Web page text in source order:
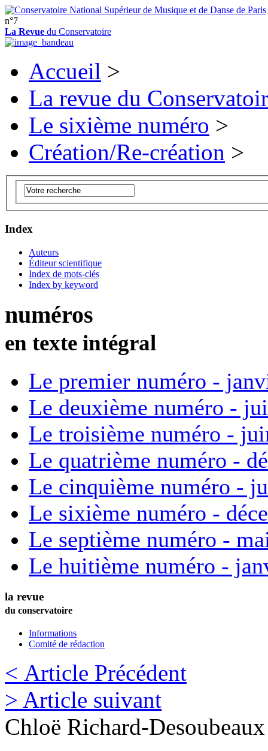
n°7
La Revue du Conservatoire
Accueil >
La revue du
Le sixième numéro >
Création/Re-création >
Index
Auteurs
Éditeur scientifique
Index de mots-clés
Index by keyword
numéros
en texte intégral
Le premier numéro -
Le deuxième numéro -
Le troisième numéro -
Le quatrième numéro -
Le cinquième numéro -
Le sixième numéro -
Le septième numéro -
Le huitième numéro -
la revue
du conservatoire
Informations
Comité de rédaction
< Article Précédent
> Article suivant
Chloë Richard-Desoubeaux